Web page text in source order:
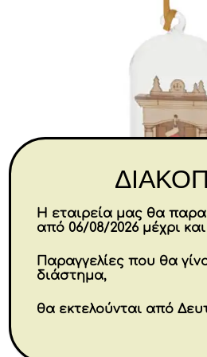
Santa Please Stop
Ornament
22.40 €
Η εταιρεία μας θα
από 06/08/2026 μέχρι
Παραγγελίες που θα
διάστημα,
θα εκτελούνται από